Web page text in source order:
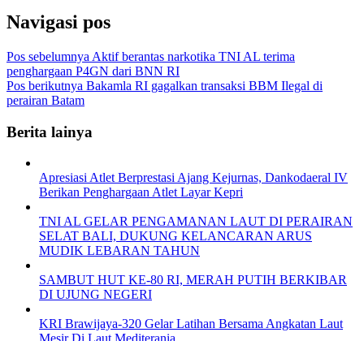
Navigasi pos
Pos sebelumnya Aktif berantas narkotika TNI AL terima
penghargaan P4GN dari BNN RI
Pos berikutnya Bakamla RI gagalkan transaksi BBM Ilegal di
perairan Batam
Berita lainya
Apresiasi Atlet Berprestasi Ajang Kejurnas, Dankodaeral IV
Berikan Penghargaan Atlet Layar Kepri
TNI AL GELAR PENGAMANAN LAUT DI PERAIRAN
SELAT BALI, DUKUNG KELANCARAN ARUS
MUDIK LEBARAN TAHUN
SAMBUT HUT KE-80 RI, MERAH PUTIH BERKIBAR
DI UJUNG NEGERI
KRI Brawijaya-320 Gelar Latihan Bersama Angkatan Laut